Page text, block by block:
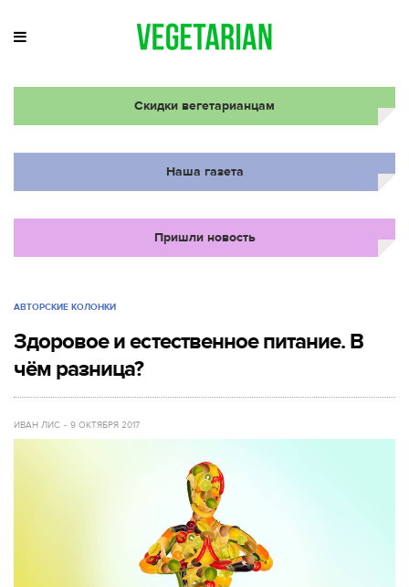
Скидки вегетарианцам
Наша газета
Пришли новость
АВТОРСКИЕ КОЛОНКИ
Здоровое и естественное питание. В
чём разница?
ИВАН ЛИС 9 ОКТЯБРЯ 2017